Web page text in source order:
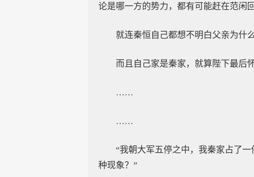
论是哪一方的势力，都有可能赶在范闲
就连秦恒自己都想不明白父亲为什
而且自己家是秦家，就算陛下最后
……
……
“我朝大军五停之中，我秦家占了
种现象？”